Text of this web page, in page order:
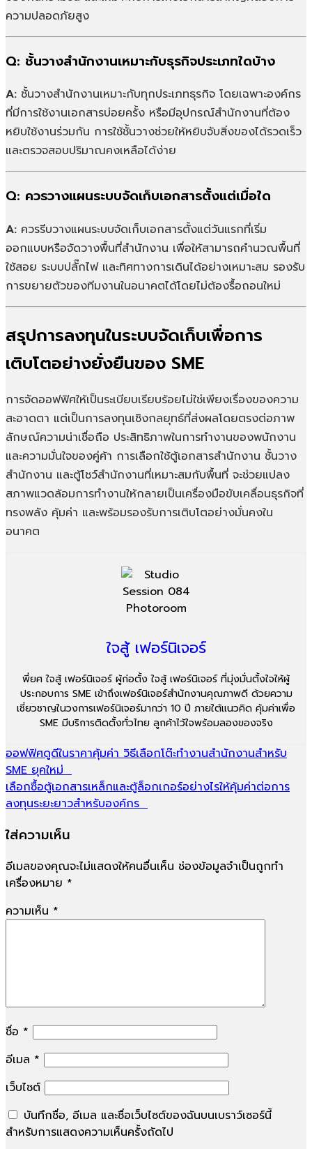
ความปลอดภัยสูง
Q: ชั้นวางสำนักงานเหมาะกับธุรกิจประเภทใดบ้าง
A: ชั้นวางสำนักงานเหมาะกับทุกประเภทธุรกิจ โดยเฉพาะองค์กร
ที่มีการใช้งานเอกสารบ่อยครั้ง หรือมีอุปกรณ์สำนักงานที่ต้อง
หยิบใช้งานร่วมกัน การใช้ชั้นวางช่วยให้หยิบจับสิ่งของได้รวดเร็ว
และตรวจสอบปริมาณคงเหลือได้ง่าย
Q: ควรวางแผนระบบจัดเก็บเอกสารตั้งแต่เมื่อใด
A: ควรรีบวางแผนระบบจัดเก็บเอกสารตั้งแต่วันแรกที่เริ่ม
ออกแบบหรือจัดวางพื้นที่สำนักงาน เพื่อให้สามารถคำนวณพื้นที่
ใช้สอย ระบบปลั๊กไฟ และทิศทางการเดินได้อย่างเหมาะสม รองรับ
การขยายตัวของทีมงานในอนาคตได้โดยไม่ต้องรื้อถอนใหม่
สรุปการลงทุนในระบบจัดเก็บเพื่อการ
เติบโตอย่างยั่งยืนของ SME
การจัดออฟฟิศให้เป็นระเบียบเรียบร้อยไม่ใช่เพียงเรื่องของความ
สะอาดตา แต่เป็นการลงทุนเชิงกลยุทธ์ที่ส่งผลโดยตรงต่อภาพ
ลักษณ์ความน่าเชื่อถือ ประสิทธิภาพในการทำงานของพนักงาน
และความมั่นใจของคู่ค้า การเลือกใช้ตู้เอกสารสำนักงาน ชั้นวาง
สำนักงาน และตู้โชว์สำนักงานที่เหมาะสมกับพื้นที่ จะช่วยแปลง
สภาพแวดล้อมการทำงานให้กลายเป็นเครื่องมือขับเคลื่อนธุรกิจที่
ทรงพลัง คุ้มค่า และพร้อมรองรับการเติบโตอย่างมั่นคงใน
อนาคต
ใจสู้ เฟอร์นิเจอร์
พี่ยศ ใจสู้ เฟอร์นิเจอร์ ผู้ก่อตั้ง ใจสู้ เฟอร์นิเจอร์ ที่มุ่งมั่นตั้งใจให้ผู้
ประกอบการ SME เข้าถึงเฟอร์นิเจอร์สำนักงานคุณภาพดี ด้วยความ
เชี่ยวชาญในวงการเฟอร์นิเจอร์มากว่า 10 ปี ภายใต้แนวคิด คุ้มค่าเพื่อ
SME มีบริการติดตั้งทั่วไทย ลูกค้าไว้ใจพร้อมลองของจริง
ออฟฟิศดูดีในราคาคุ้มค่า วิธีเลือกโต๊ะทำงานสำนักงานสำหรับ
SME ยุคใหม่
เลือกซื้อตู้เอกสารเหล็กและตู้ล็อกเกอร์อย่างไรให้คุ้มค่าต่อการ
ลงทุนระยะยาวสำหรับองค์กร
ใส่ความเห็น
อีเมลของคุณจะไม่แสดงให้คนอื่นเห็น ช่องข้อมูลจำเป็นถูกทำ
เครื่องหมาย *
ความเห็น *
ชื่อ *
อีเมล *
เว็บไซต์
บันทึกชื่อ, อีเมล และชื่อเว็บไซต์ของฉันบนเบราว์เซอร์นี้
สำหรับการแสดงความเห็นครั้งถัดไป